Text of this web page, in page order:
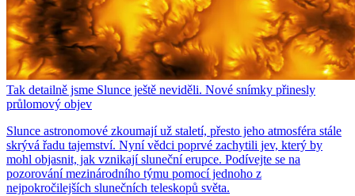
Tak detailně jsme Slunce ještě neviděli. Nové snímky přinesly
průlomový objev
Slunce astronomové zkoumají už staletí, přesto jeho atmosféra stále
skrývá řadu tajemství. Nyní vědci poprvé zachytili jev, který by
mohl objasnit, jak vznikají sluneční erupce. Podívejte se na
pozorování mezinárodního týmu pomocí jednoho z
nejpokročilejších slunečních teleskopů světa.